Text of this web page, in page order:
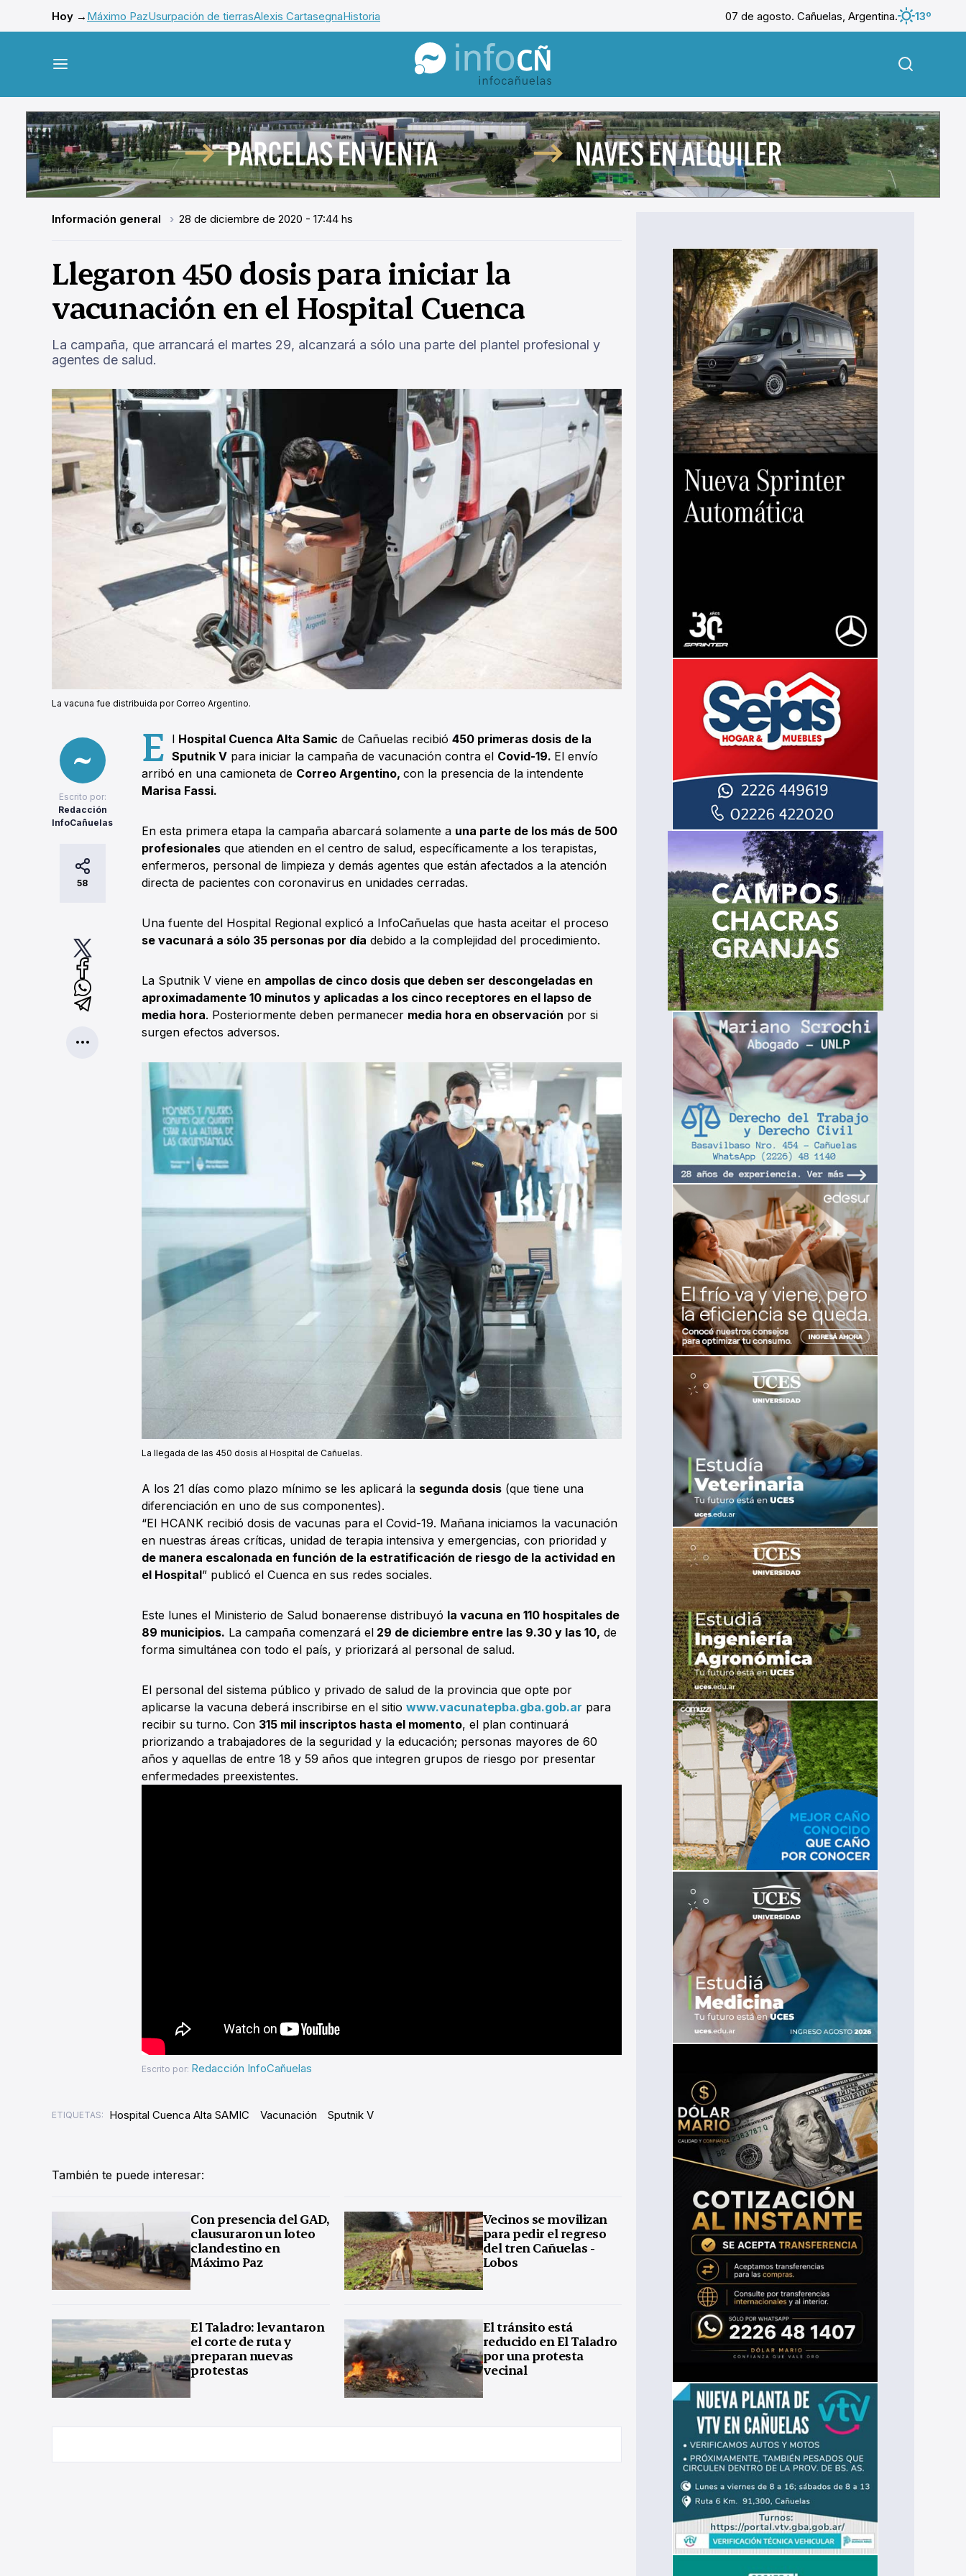
Hoy → Máximo PazUsurpación de tierrasAlexis CartasegnaHistoria 07 de agosto. Cañuelas, Argentina.
13º
InfoCañuelas
Información general 28 de diciembre de 2020 - 17:44 hs
Llegaron 450 dosis para iniciar la
vacunación en el Hospital Cuenca
La campaña, que arrancará el martes 29, alcanzará a sólo una parte del plantel profesional y
agentes de salud.
La vacuna fue distribuida por Correo Argentino.
Escrito por:
Redacción
InfoCañuelas
58
E l Hospital Cuenca Alta Samic de Cañuelas recibió450 primeras dosis de la
Sputnik V para iniciar la campaña de vacunación contra el Covid-19. El envío
arribó en una camioneta de Correo Argentino, con la presencia de la intendente
Marisa Fassi.
En esta primera etapa la campaña abarcará solamente a una parte de los más de 500
profesionales que atienden en el centro de salud, específicamente a los terapistas,
enfermeros, personal de limpieza y demás agentes que están afectados a la atención
directa de pacientes con coronavirus en unidades cerradas.
Una fuente del Hospital Regional explicó a InfoCañuelas que hasta aceitar el proceso
se vacunará a sólo 35 personas por día debido a la complejidad del procedimiento.
La Sputnik V viene en ampollas de cinco dosis que deben ser descongeladas en
aproximadamente 10 minutos y aplicadas a los cinco receptores en el lapso de
media hora. Posteriormente deben permanecer media hora en observación por si
surgen efectos adversos.
La llegada de las 450 dosis al Hospital de Cañuelas.
A los 21 días como plazo mínimo se les aplicará la segunda dosis (que tiene una
diferenciación en uno de sus componentes).
“El HCANK recibió dosis de vacunas para el Covid-19. Mañana iniciamos la vacunación
en nuestras áreas críticas, unidad de terapia intensiva y emergencias, con prioridad y
de manera escalonada en función de la estratificación de riesgo de la actividad en
el Hospital” publicó el Cuenca en sus redes sociales.
Este lunes el Ministerio de Salud bonaerense distribuyó la vacuna en 110 hospitales de
89 municipios. La campaña comenzará el 29 de diciembre entre las 9.30 y las 10, de
forma simultánea con todo el país, y priorizará al personal de salud.
El personal del sistema público y privado de salud de la provincia que opte por
aplicarse la vacuna deberá inscribirse en el sitio www.vacunatepba.gba.gob.ar para
recibir su turno. Con 315 mil inscriptos hasta el momento, el plan continuará
priorizando a trabajadores de la seguridad y la educación; personas mayores de 60
años y aquellas de entre 18 y 59 años que integren grupos de riesgo por presentar
enfermedades preexistentes.
Escrito por: Redacción InfoCañuelas
ETIQUETAS: Hospital Cuenca Alta SAMIC Vacunación Sputnik V
También te puede interesar:
Con presencia del GAD,
clausuraron un loteo
clandestino en
Máximo Paz
Vecinos se movilizan
para pedir el regreso
del tren Cañuelas -
Lobos
El Taladro: levantaron
el corte de ruta y
preparan nuevas
protestas
El tránsito está
reducido en El Taladro
por una protesta
vecinal